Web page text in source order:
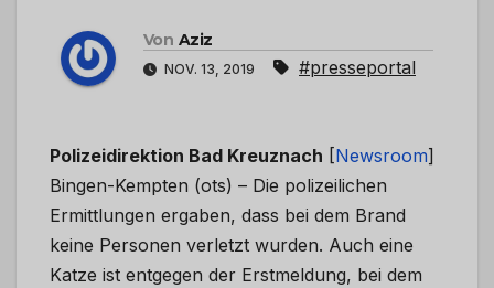
Von Aziz
NOV. 13, 2019 #presseportal
Polizeidirektion Bad Kreuznach [Newsroom]
Bingen-Kempten (ots) – Die polizeilichen
Ermittlungen ergaben, dass bei dem Brand
keine Personen verletzt wurden. Auch eine
Katze ist entgegen der Erstmeldung, bei dem